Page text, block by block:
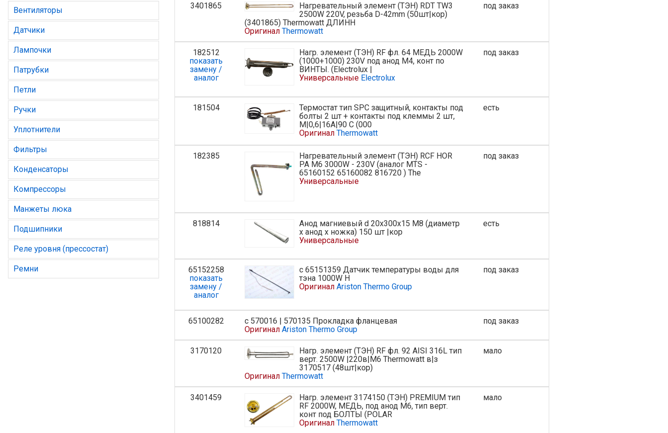
Вентиляторы
Датчики
Лампочки
Патрубки
Петли
Ручки
Уплотнители
Фильтры
Конденсаторы
Компрессоры
Манжеты люка
Подшипники
Реле уровня (прессостат)
Ремни
3401865
Нагревательный элемент (ТЭН) RDT TW3
2500W 220V, резьба D-42mm (50шт|кор)
(3401865) Thermowatt ДЛИНН
Оригинал Thermowatt
под заказ
182512
показать
замену /
аналог
Нагр. элемент (ТЭН) RF фл. 64 МЕДЬ 2000W
(1000+1000) 230V под анод М4, конт по
ВИНТЫ. (Electrolux |
Универсальные Electrolux
под заказ
181504
Термостат тип SPC защитный, контакты под
болты 2 шт + контакты под клеммы 2 шт,
M|0,6|16A|90 C (000
Оригинал Thermowatt
есть
182385
Нагревательный элемент (ТЭН) RCF HOR
PA M6 3000W - 230V (аналог MTS -
65160152 65160082 816720 ) The
Универсальные
под заказ
818814
Анод магниевый d 20х300х15 М8 (диаметр
х анод х ножка) 150 шт |кор
Универсальные
есть
65152258
показать
замену /
аналог
с 65151359 Датчик температуры воды для
тэна 1000W H
Оригинал Ariston Thermo Group
под заказ
65100282
с 570016 | 570135 Прокладка фланцевая
Оригинал Ariston Thermo Group
под заказ
3170120
Нагр. элемент (ТЭН) RF фл. 92 AISI 316L тип
верт. 2500W |220в|М6 Thermowatt в|з
3170517 (48шт|кор)
Оригинал Thermowatt
мало
3401459
Нагр. элемент 3174150 (ТЭН) PREMIUM тип
RF 2000W, МЕДЬ, под анод M6, тип верт.
конт под БОЛТЫ (POLAR
Оригинал Thermowatt
мало